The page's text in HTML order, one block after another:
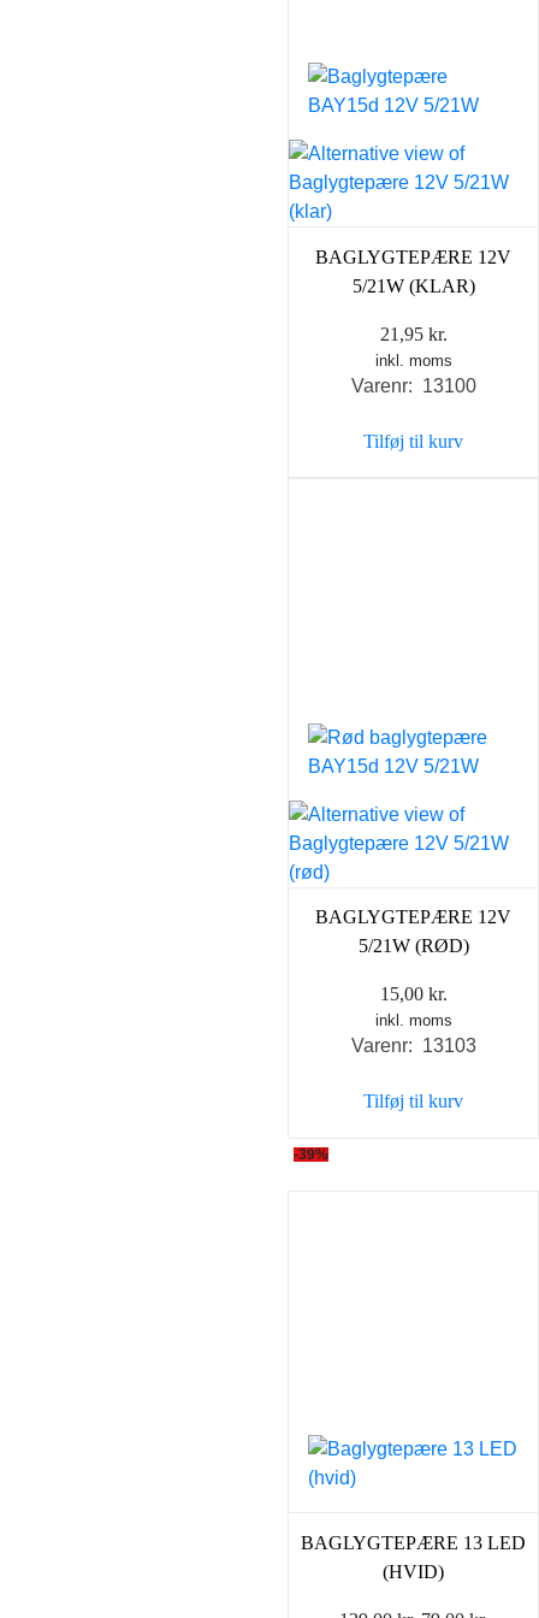
BAGLYGTEPÆRE 12V
5/21W (KLAR)
21,95 kr.
inkl. moms
Varenr: 13100
Tilføj til kurv
BAGLYGTEPÆRE 12V
5/21W (RØD)
15,00 kr.
inkl. moms
Varenr: 13103
Tilføj til kurv
-39%
BAGLYGTEPÆRE 13 LED
(HVID)